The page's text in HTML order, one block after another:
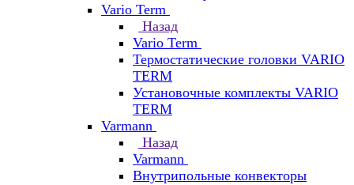
Vario Term
Назад
Vario Term
Термостатические головки VARIO
TERM
Установочные комплекты VARIO
TERM
Varmann
Назад
Varmann
Внутрипольные конвекторы